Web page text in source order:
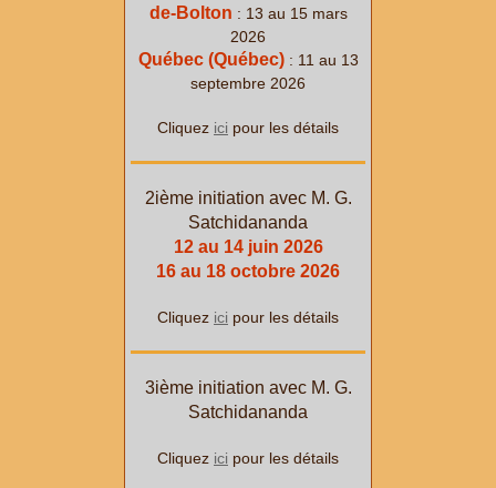
de-Bolton : 13 au 15 mars
2026
Québec (Québec): 11 au 13
septembre 2026
Cliquez ici pour les détails
2ième initiation avec M. G.
Satchidananda
12 au 14 juin 2026
16 au 18 octobre 2026
Cliquez ici pour les détails
3ième initiation avec M. G.
Satchidananda
Cliquez ici pour les détails